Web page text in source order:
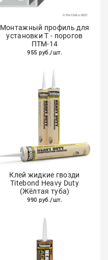
Монтажный профиль для
установки Т - порогов
ПТМ-14
955 руб./шт.
Клей жидкие гвозди
Titebond Heavy Duty
(Жёлтая туба)
990 руб./шт.